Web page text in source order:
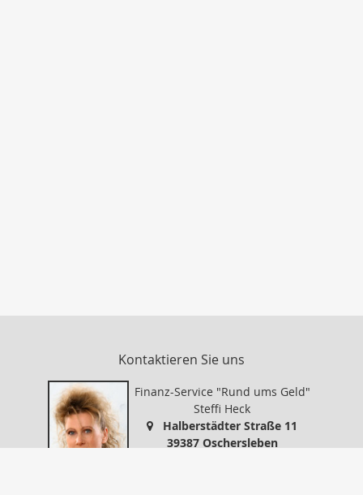
Kontaktieren Sie uns
Finanz-Service "Rund ums Geld"
Steffi Heck
Halberstädter Straße 11
39387 Oschersleben